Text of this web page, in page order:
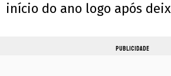
início do ano logo após
PUBLICIDADE